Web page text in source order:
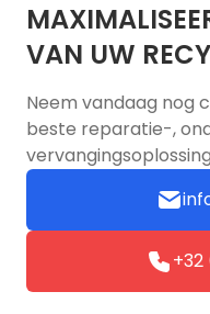
VAN UW
Neem vandaag nog
beste reparatie-,